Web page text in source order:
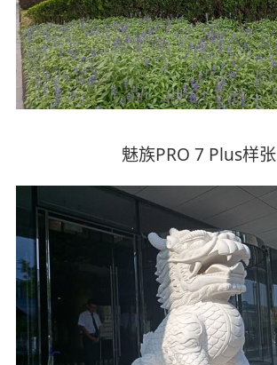
魅族PRO 7 Plus样张